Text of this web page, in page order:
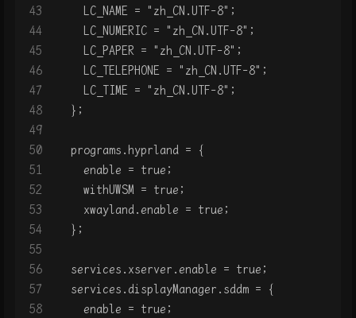
43
44
45
46
47
48
49
50
51
52
53
54
55
56
57
58
    LC_NAME = "zh_CN.UTF-8";
    LC_NUMERIC = "zh_CN.UTF-8";
    LC_PAPER = "zh_CN.UTF-8";
    LC_TELEPHONE = "zh_CN.UTF-8";
    LC_TIME = "zh_CN.UTF-8";
  };
  programs.hyprland = {
    enable = true;
    withUWSM = true;
    xwayland.enable = true;
  };
  services.xserver.enable = true;
  services.displayManager.sddm = {
    enable = true;